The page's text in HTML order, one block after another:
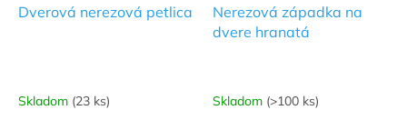
Dverová nerezová petlica
Priemerné
Skladom (23 ks)
Nerezová západka na
dvere hranatá
Priemerné
Skladom (>100 ks)